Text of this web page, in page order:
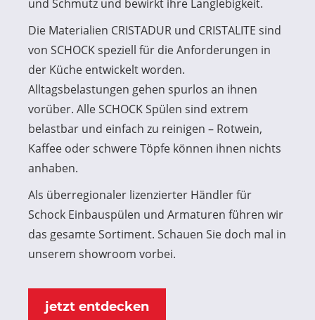
und Schmutz und bewirkt ihre Langlebigkeit.
Die Materialien CRISTADUR und CRISTALITE sind
von SCHOCK speziell für die Anforderungen in
der Küche entwickelt worden.
Alltagsbelastungen gehen spurlos an ihnen
vorüber. Alle SCHOCK Spülen sind extrem
belastbar und einfach zu reinigen – Rotwein,
Kaffee oder schwere Töpfe können ihnen nichts
anhaben.
Als überregionaler lizenzierter Händler für
Schock Einbauspülen und Armaturen führen wir
das gesamte Sortiment. Schauen Sie doch mal in
unserem showroom vorbei.
jetzt entdecken